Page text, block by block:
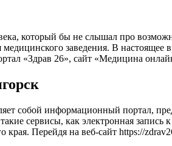
который бы не слышал про
заведения. В
«Здрав 26», сайт «Медицина
собой информационный портал,
сервисы, как электронная запись
края. Перейдя на веб-сайт https://